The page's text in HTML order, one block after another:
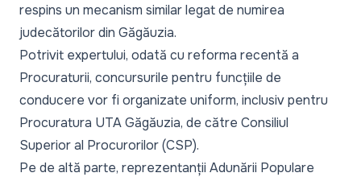
respins un mecanism similar legat de numirea
judecătorilor din Găgăuzia.
Potrivit expertului, odată cu reforma recentă a
Procuraturii, concursurile pentru funcțiile de
conducere vor fi organizate uniform, inclusiv pentru
Procuratura UTA Găgăuzia, de către Consiliul
Superior al Procurorilor (CSP).
Pe de altă parte, reprezentanții Adunării Populare